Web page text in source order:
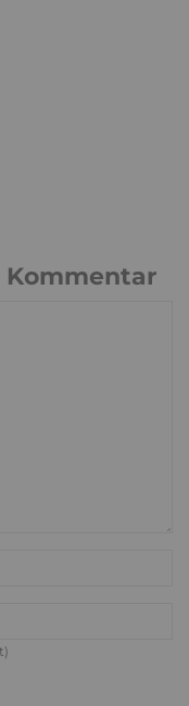
Kommentar